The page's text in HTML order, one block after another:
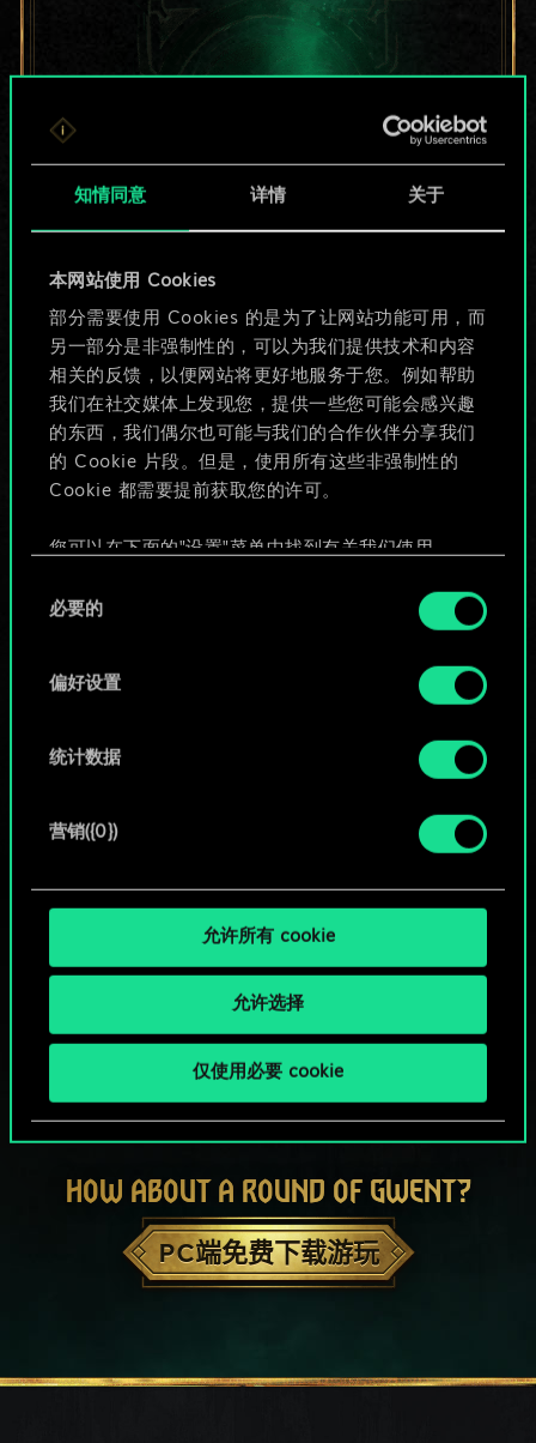
知情同意 详情 关于
本网站使用 Cookies
部分需要使用 Cookies 的是为了让网站功能可用，而
另一部分是非强制性的，可以为我们提供技术和内容
相关的反馈，以便网站将更好地服务于您。例如帮助
我们在社交媒体上发现您，提供一些您可能会感兴趣
的东西，我们偶尔也可能与我们的合作伙伴分享我们
的 Cookie 片段。但是，使用所有这些非强制性的
Cookie 都需要提前获取您的许可。
您可以在下面的"设置"菜单中找到有关我们使用
好。一旦您了解了其中的内容并准备好继续，请点
必要的
偏好设置
统计数据
营销({0})
允许所有 cookie
允许选择
仅使用必要 cookie
目前只是分享了一套
牌，但能做的不止这
些！
给牌组命名并撰写攻略
HOW ABOUT A ROUND OF GWENT?
PC端免费下载游玩